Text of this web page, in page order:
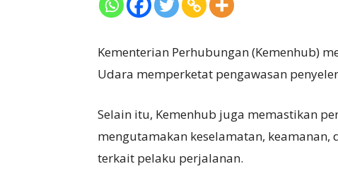
Kementerian Perhubungan (Kemenhub)
Udara memperketat pengawasan
Selain itu, Kemenhub juga memastikan
mengutamakan keselamatan,
terkait pelaku perjalanan.